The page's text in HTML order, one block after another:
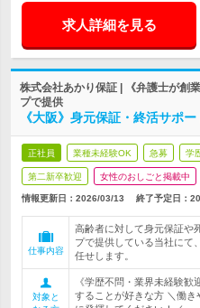
求人詳細を見る
株式会社あかり保証 | 《弁護士が創
プで提供
《大阪》身元保証・終活サポ
正社員 業種未経験OK 急募 学
第二新卒歓迎 女性のおしごと掲載中
情報更新日：2026/03/13 終了予定日：
仕事内容
高齢者に対して身元保証や
プで提供している当社にて
任せします。
対象と
《学歴不問・業界未経験
することが好きな方 ＼働